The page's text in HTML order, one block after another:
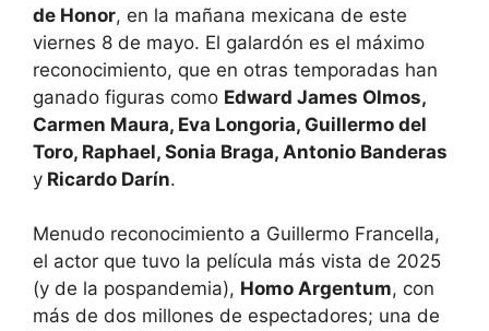
de Honor, en la mañana mexicana de este
viernes 8 de mayo. El galardón es el máximo
reconocimiento, que en otras temporadas han
ganado figuras como Edward James Olmos,
Carmen Maura, Eva Longoria, Guillermo del
Toro, Raphael, Sonia Braga, Antonio Banderas
y Ricardo Darín.
Menudo reconocimiento a Guillermo Francella,
el actor que tuvo la película más vista de 2025
(y de la pospandemia), Homo Argentum, con
más de dos millones de espectadores; una de